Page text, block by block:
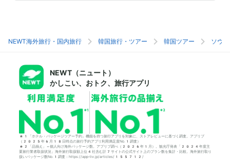
NEWT海外旅行・国内旅行 韓国旅行・ツアー 韓国ツアー ソウ
NEWT（ニュート）
かしこい、おトク、旅行アプリ
*1「ホテル・パッケージツアー予約」機能を持つ旅行アプリを対象に、ストアレビューに基づく調査。アプリブ
（2025年6月18日時点の旅行予約アプリ利用満足度No.1調査）
*2「品揃え」＝個人向け海外パッケージ数。アプリブ調べ（2026年1月）。観光庁発表「2024年度主
要旅行業者取扱状況」海外旅行取扱額上位4社含む計7サイトの公式サイト上のプラン数を集計・比較。海外旅行取り
扱いパッケージ数No.1調査：https://app-liv.jp/articles/155712/